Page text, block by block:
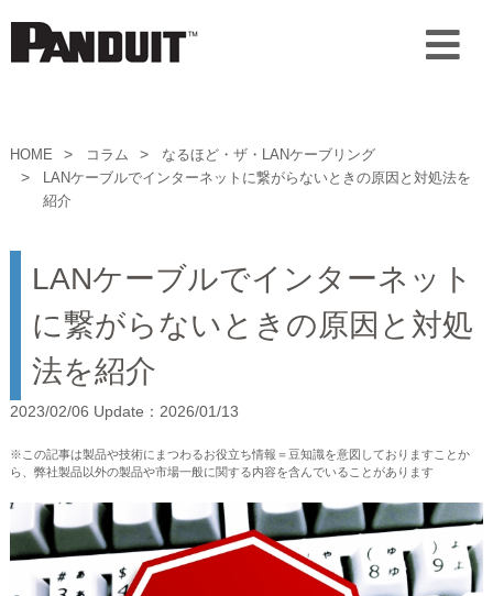
HOME コラム
なるほど・ザ・LANケーブリング
LANケーブルでインターネットに繋がらないときの原因と対処法を
紹介
LANケーブルでインターネット
に繋がらないときの原因と対処
法を紹介
2023/02/06 Update：2026/01/13
※この記事は製品や技術にまつわるお役立ち情報＝豆知識を意図しておりますことか
ら、弊社製品以外の製品や市場一般に関する内容を含んでいることがあります